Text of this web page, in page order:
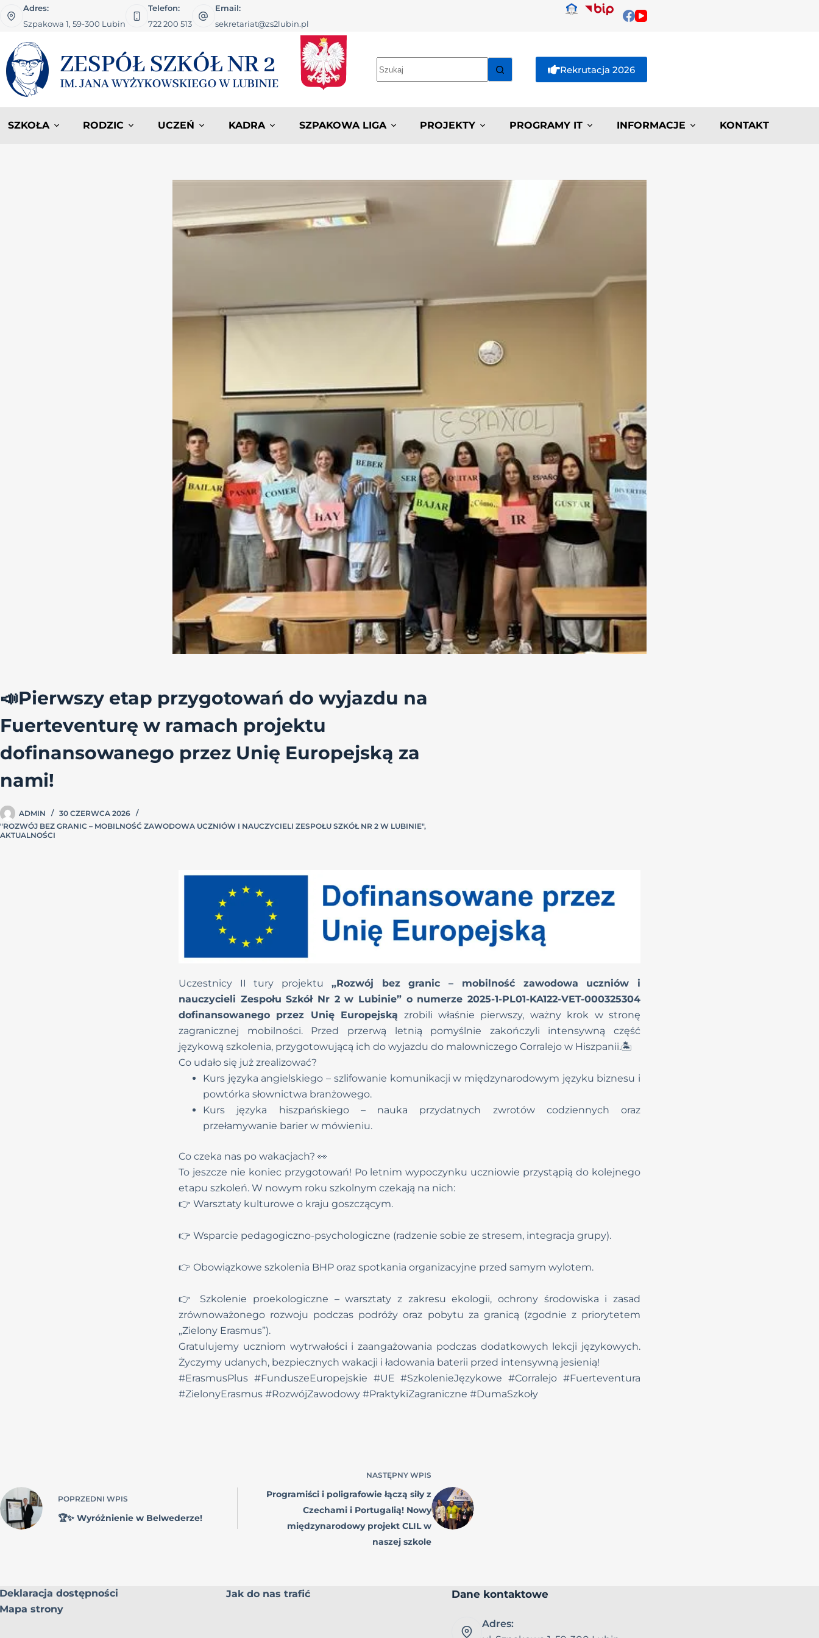
Adres:
Szpakowa 1, 59-300 Lubin
Telefon:
722 200 513
Email:
sekretariat@zs2lubin.pl
Rekrutacja 2026
SZKOŁA RODZIC UCZEŃ KADRA SZPAKOWA LIGA PROJEKTY PROGRAMY IT INFORMACJE KONTAKT
📣Pierwszy etap przygotowań do wyjazdu na
Fuerteventurę w ramach projektu
dofinansowanego przez Unię Europejską za
nami!
ADMIN
30 CZERWCA 2026
"ROZWÓJ BEZ GRANIC – MOBILNOŚĆ ZAWODOWA UCZNIÓW I NAUCZYCIELI ZESPOŁU SZKÓŁ NR 2 W LUBINIE",
AKTUALNOŚCI
Uczestnicy II tury projektu „Rozwój bez granic – mobilność zawodowa uczniów i
nauczycieli Zespołu Szkół Nr 2 w Lubinie” o numerze 2025-1-PL01-KA122-VET-000325304
dofinansowanego przez Unię Europejską zrobili właśnie pierwszy, ważny krok w stronę
zagranicznej mobilności. Przed przerwą letnią pomyślnie zakończyli intensywną część
językową szkolenia, przygotowującą ich do wyjazdu do malowniczego Corralejo w Hiszpanii.🏝️
Co udało się już zrealizować?
Kurs języka angielskiego – szlifowanie komunikacji w międzynarodowym języku biznesu i
powtórka słownictwa branżowego.
Kurs języka hiszpańskiego– nauka przydatnych zwrotów codziennych oraz
przełamywanie barier w mówieniu.
Co czeka nas po wakacjach? 👀
To jeszcze nie koniec przygotowań! Po letnim wypoczynku uczniowie przystąpią do kolejnego
etapu szkoleń. W nowym roku szkolnym czekają na nich:
👉 Warsztaty kulturowe o kraju goszczącym.
👉 Wsparcie pedagogiczno-psychologiczne (radzenie sobie ze stresem, integracja grupy).
👉 Obowiązkowe szkolenia BHP oraz spotkania organizacyjne przed samym wylotem.
👉 Szkolenie proekologiczne – warsztaty z zakresu ekologii, ochrony środowiska i zasad
zrównoważonego rozwoju podczas podróży oraz pobytu za granicą (zgodnie z priorytetem
„Zielony Erasmus”).
Gratulujemy uczniom wytrwałości i zaangażowania podczas dodatkowych lekcji językowych.
Życzymy udanych, bezpiecznych wakacji i ładowania baterii przed intensywną jesienią!
#ErasmusPlus #FunduszeEuropejskie #UE #SzkolenieJęzykowe #Corralejo #Fuerteventura
#ZielonyErasmus #RozwójZawodowy #PraktykiZagraniczne #DumaSzkoły
POPRZEDNI WPIS
🏆✨ Wyróżnienie w Belwederze!
NASTĘPNY WPIS
Programiści i poligrafowie łączą siły z
Czechami i Portugalią! Nowy
międzynarodowy projekt CLIL w
naszej szkole
Deklaracja dostępności
Mapa strony
Jak do nas trafić Dane kontaktowe
Adres: